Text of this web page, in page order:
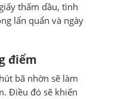
thấm dầu, tình
lẩn quẩn và ngày
điểm
bã nhờn sẽ làm
Điều đó sẽ khiến